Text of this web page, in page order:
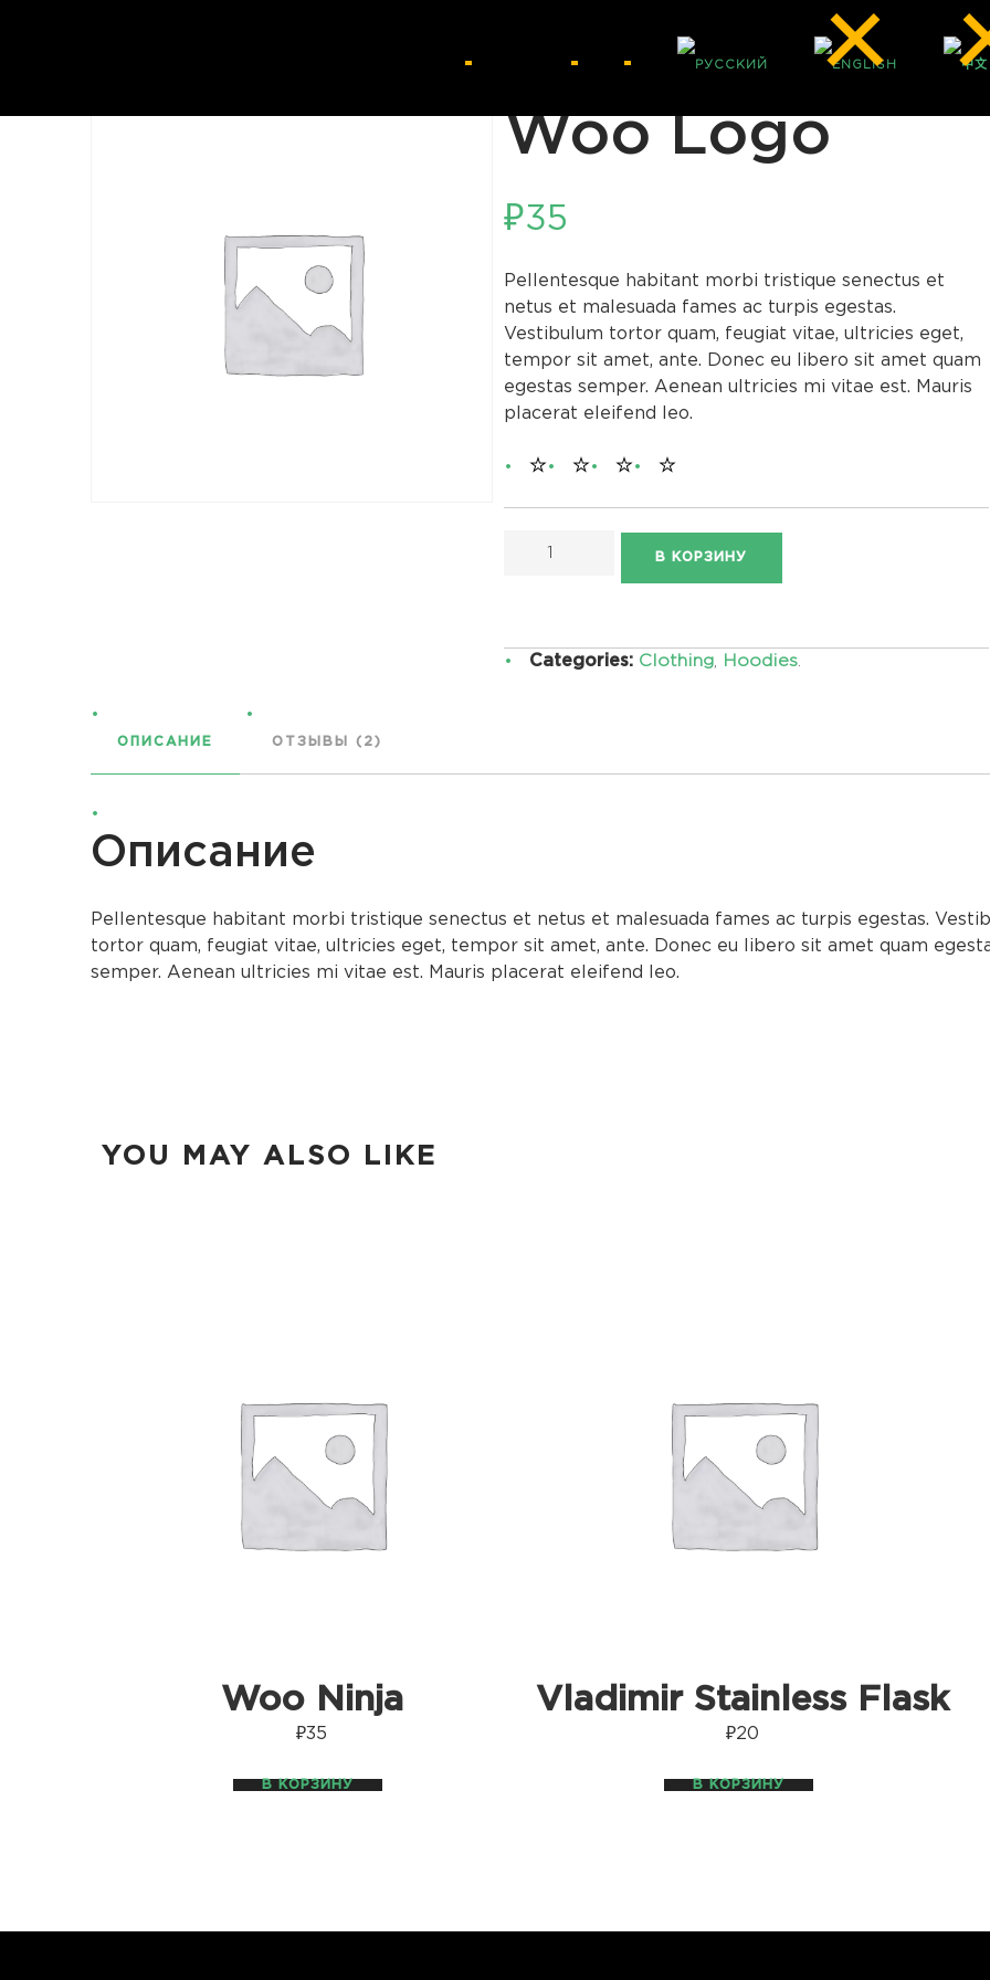
Woo Logo
₽35
Pellentesque habitant morbi tristique senectus et
netus et malesuada fames ac turpis egestas.
Vestibulum tortor quam, feugiat vitae, ultricies eget,
tempor sit amet, ante. Donec eu libero sit amet quam
egestas semper. Aenean ultricies mi vitae est. Mauris
placerat eleifend leo.
В КОРЗИНУ
Categories: Clothing, Hoodies.
ОПИСАНИЕ ОТЗЫВЫ (2)
Описание
Pellentesque habitant morbi tristique senectus et netus et malesuada fames ac turpis egestas.
tortor quam, feugiat vitae, ultricies eget, tempor sit amet, ante. Donec eu libero sit amet quam
semper. Aenean ultricies mi vitae est. Mauris placerat eleifend leo.
YOU MAY ALSO LIKE
Woo Ninja
₽35
В КОРЗИНУ
Vladimir Stainless Flask
₽20
В КОРЗИНУ